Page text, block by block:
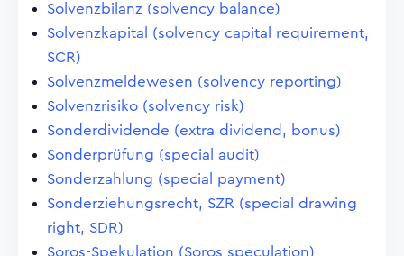
Solvenzbilanz (solvency balance)
Solvenzkapital (solvency capital requirement,
SCR)
Solvenzmeldewesen (solvency reporting)
Solvenzrisiko (solvency risk)
Sonderdividende (extra dividend, bonus)
Sonderprüfung (special audit)
Sonderzahlung (special payment)
Sonderziehungsrecht, SZR (special drawing
right, SDR)
Soros-Spekulation (Soros speculation)